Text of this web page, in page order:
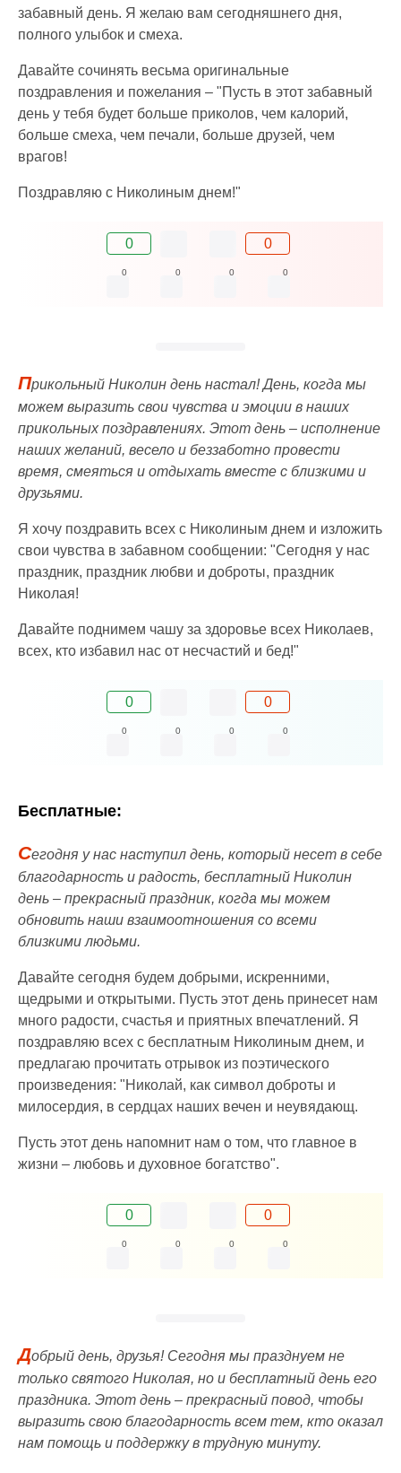
забавный день. Я желаю вам сегодняшнего дня,
полного улыбок и смеха.
Давайте сочинять весьма оригинальные
поздравления и пожелания – "Пусть в этот забавный
день у тебя будет больше приколов, чем калорий,
больше смеха, чем печали, больше друзей, чем
врагов!
Поздравляю с Николиным днем!"
0 0
0 0 0 0
Прикольный Николин день настал! День, когда мы
можем выразить свои чувства и эмоции в наших
прикольных поздравлениях. Этот день – исполнение
наших желаний, весело и беззаботно провести
время, смеяться и отдыхать вместе с близкими и
друзьями.
Я хочу поздравить всех с Николиным днем и изложить
свои чувства в забавном сообщении: "Сегодня у нас
праздник, праздник любви и доброты, праздник
Николая!
Давайте поднимем чашу за здоровье всех Николаев,
всех, кто избавил нас от несчастий и бед!"
0 0
0 0 0 0
Бесплатные:
Сегодня у нас наступил день, который несет в себе
благодарность и радость, бесплатный Николин
день – прекрасный праздник, когда мы можем
обновить наши взаимоотношения со всеми
близкими людьми.
Давайте сегодня будем добрыми, искренними,
щедрыми и открытыми. Пусть этот день принесет нам
много радости, счастья и приятных впечатлений. Я
поздравляю всех с бесплатным Николиным днем, и
предлагаю прочитать отрывок из поэтического
произведения: "Николай, как символ доброты и
милосердия, в сердцах наших вечен и неувядающ.
Пусть этот день напомнит нам о том, что главное в
жизни – любовь и духовное богатство".
0 0
0 0 0 0
Добрый день, друзья! Сегодня мы празднуем не
только святого Николая, но и бесплатный день его
праздника. Этот день – прекрасный повод, чтобы
выразить свою благодарность всем тем, кто оказал
нам помощь и поддержку в трудную минуту.